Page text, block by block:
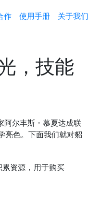
作 使用手册 关于我们
，技能
尔丰斯・慕夏达成联
亮色。下面我们就对貂
资源，用于购买